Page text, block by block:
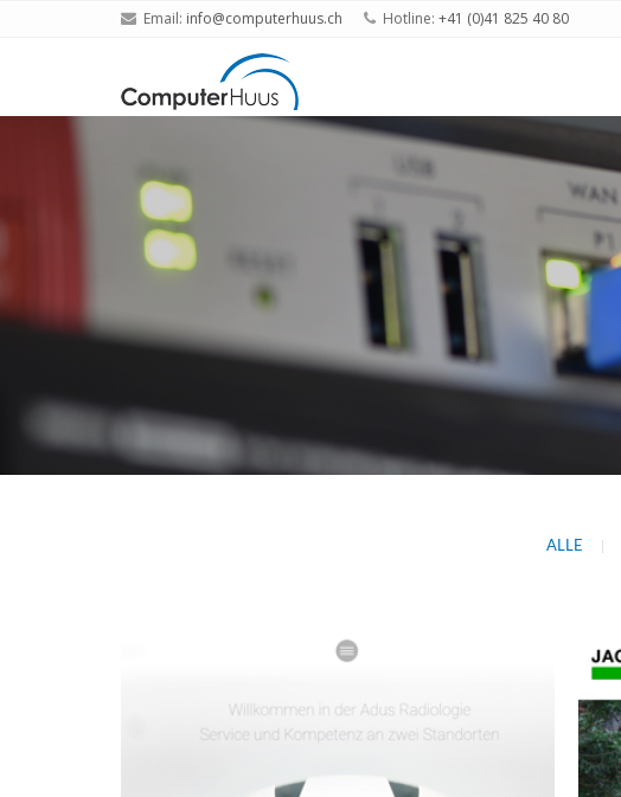
Email: info@computerhuus.ch Hotline: +41 (0)41 825 40 80
ALLE